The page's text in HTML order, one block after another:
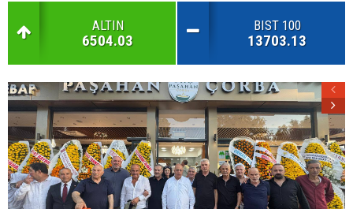
ALTIN
6504.03
BIST 100
13703.13